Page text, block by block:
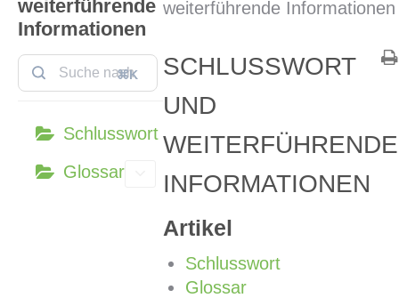
weiterführende
Informationen
⌘K
Schlusswort
Glossar
weiterführende Informationen
SCHLUSSWORT
UND
WEITERFÜHRENDE
INFORMATIONEN
Artikel
Schlusswort
Glossar